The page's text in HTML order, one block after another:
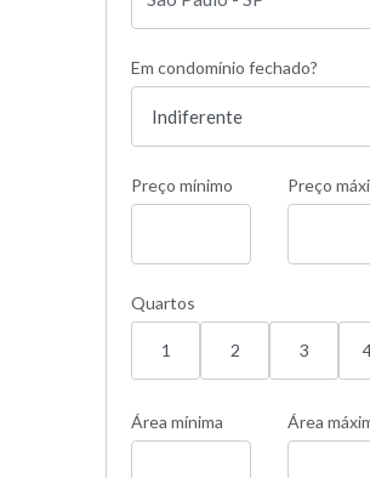
Em condomínio fechado?
Preço mínimo Preço
Quartos
1 2 3
Área mínima Área